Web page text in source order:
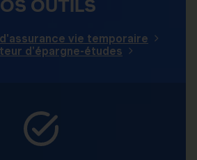
OUTILS
vie temporaire
d'épargne-études